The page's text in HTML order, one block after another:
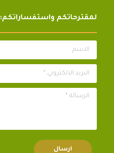
لمقترحاتكم واستفساراتكم:
الاسم
البريد الالكتروني *
الرسالة *